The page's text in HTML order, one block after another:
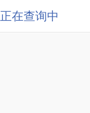
正在查询中